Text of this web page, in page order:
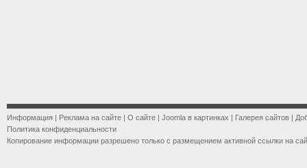
Информация | Реклама на сайте | О сайте | Joomla в картинках | Галерея сайтов |
Политика конфиденциальности
Копирование информации разрешено только с размещением активной ссылки на